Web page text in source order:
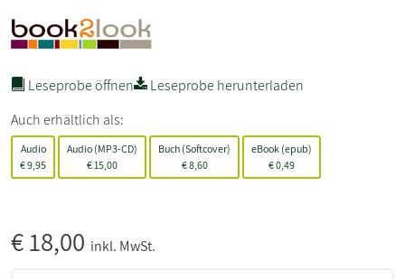
Leseprobe öffnen
Leseprobe herunterladen
Auch erhältlich als:
Audio
€9,95
Audio (MP3-CD)
€15,00
Buch (Softcover)
€8,60
eBook (epub)
€0,49
€18,00 inkl. MwSt.